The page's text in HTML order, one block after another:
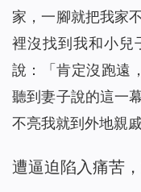
家，一腳就把我家
裡沒找到我和小兒
說：「肯定沒跑遠
聽到妻子說的這一
不亮我就到外地親
遭逼迫陷入痛苦